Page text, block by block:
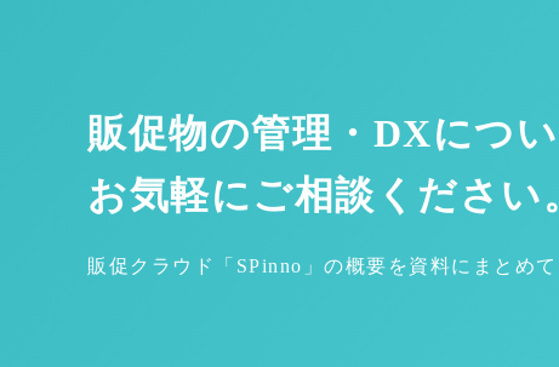
販促物の管理・DXにつ
お気軽にご相談ください
販促クラウド「SPinno」の概要を資料にまとめて